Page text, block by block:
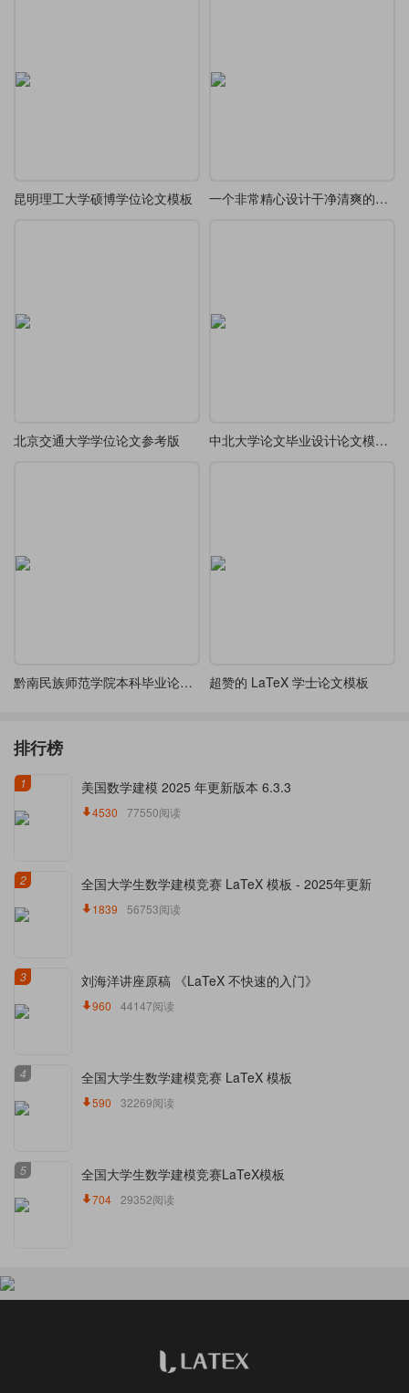
昆明理工大学硕博学位论文模板 一个非常精心设计干净清爽的毕业论文模版
北京交通大学学位论文参考版 中北大学论文毕业设计论文模板1.0
黔南民族师范学院本科毕业论文（理科类）模板 超赞的 LaTeX 学士论文模板
排行榜
1 美国数学建模 2025 年更新版本 6.3.3
4530 77550阅读
2 全国大学生数学建模竞赛 LaTeX 模板 - 2025年更新
1839 56753阅读
3 刘海洋讲座原稿 《LaTeX 不快速的入门》
960 44147阅读
4 全国大学生数学建模竞赛 LaTeX 模板
590 32269阅读
5 全国大学生数学建模竞赛LaTeX模板
704 29352阅读